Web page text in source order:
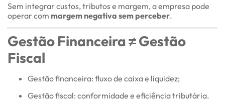
Sem integrar custos, tributos e margem, a empresa pode
operar com margem negativa sem perceber.
Gestão Financeira ≠ Gestão
Fiscal
Gestão financeira: fluxo de caixa e liquidez;
Gestão fiscal: conformidade e eficiência tributária.